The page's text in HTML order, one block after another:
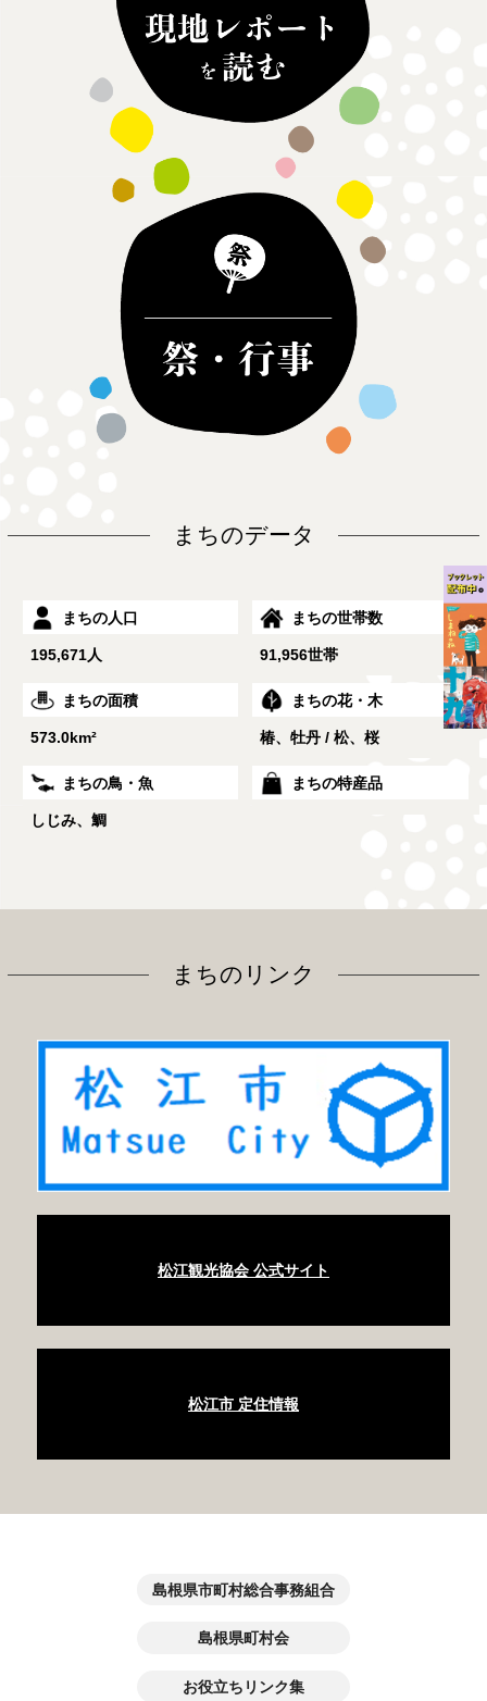
まちのデータ
まちの人口
195,671人
まちの世帯数
91,956世帯
まちの面積
573.0km²
まちの花・木
椿、牡丹 / 松、桜
まちの鳥・魚
しじみ、鯛
まちの特産品
まちのリンク
松江観光協会 公式サイト
松江市 定住情報
島根県市町村総合事務組合
島根県町村会
お役立ちリンク集